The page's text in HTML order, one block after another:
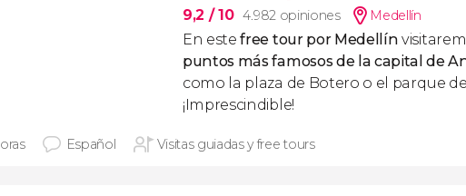
9,2 / 10 4.982 opiniones Medellín
En estefree tour por Medellín
puntos más famosos de la capital de
como la plaza de Botero o el parque
¡Imprescindible!
Español Visitas guiadas y free tours